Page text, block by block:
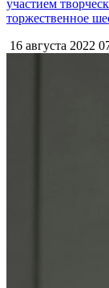
участием
торжественное
16 августа 2022